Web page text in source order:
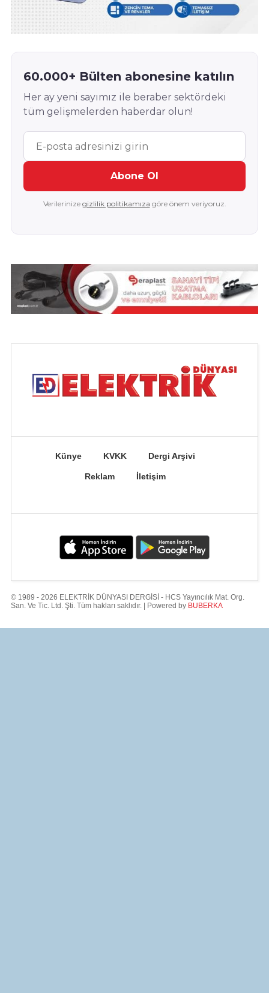
60.000+ Bülten abonesine katılın
Her ay yeni sayımız ile beraber sektördeki
tüm gelişmelerden haberdar olun!
Abone Ol
Verilerinize gizlilik politikamıza göre önem veriyoruz.
Künye KVKK Dergi Arşivi
Reklam İletişim
© 1989 - 2026 ELEKTRİK DÜNYASI DERGİSİ - HCS Yayıncılık Mat. Org.
San. Ve Tic. Ltd. Şti. Tüm hakları saklıdır. | Powered by BUBERKA